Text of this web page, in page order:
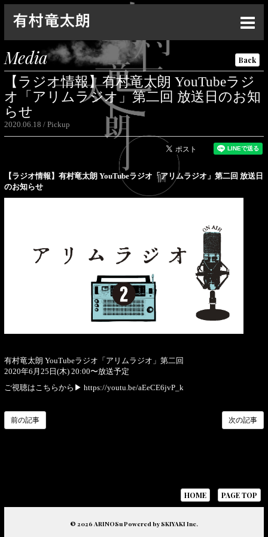
Top
News
Live
Media
Profile
Discography
Goods
Media Back
【ラジオ情報】有村竜太朗 YouTubeラジ
オ「アリムラジオ」第二回 放送日のお知
らせ
2020.06.18 Pickup
【ラジオ情報】有村竜太朗 YouTubeラジオ「アリムラジオ」第二回 放送日
のお知らせ
有村竜太朗 YouTubeラジオ「アリムラジオ」第二回
2020年6月25日(木) 20:00〜放送予定
ご視聴はこちらから▶︎ https://youtu.be/aEeCE6jvP_k
次の記事
前の記事
HOME PAGE TOP
© 2026 ARINOSu Powered by SKIYAKI Inc.